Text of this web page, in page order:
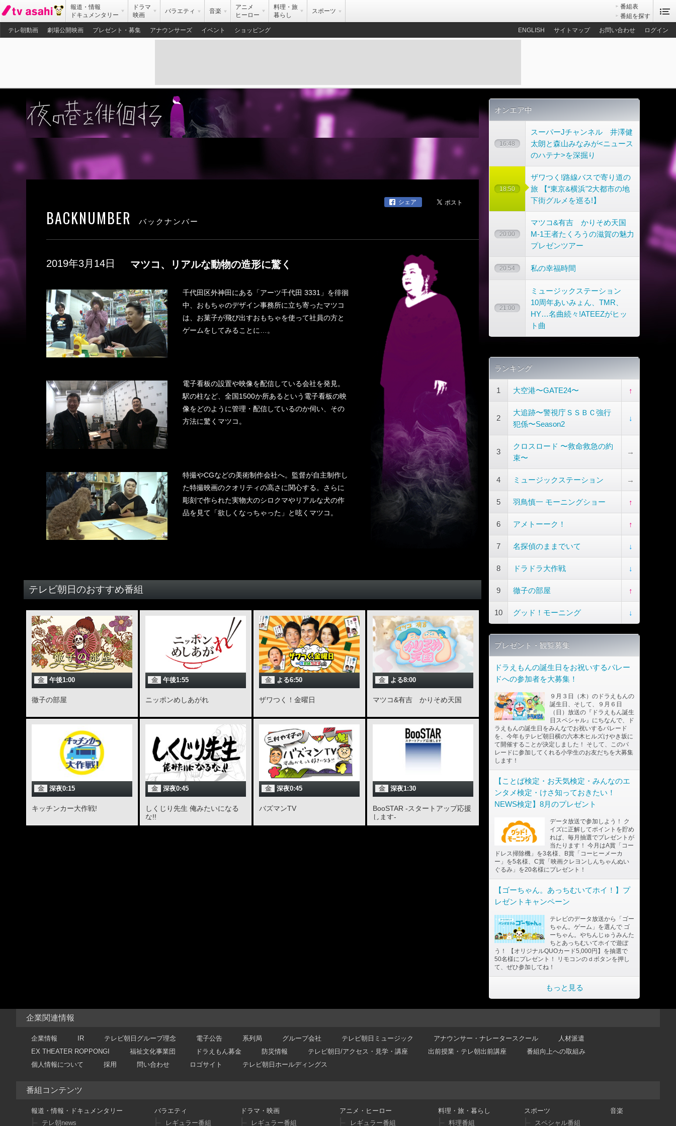
報道・情報
ドキュメンタリー
ドラマ
映画
バラエティ 音楽
アニメ
ヒーロー
料理・旅
暮らし
スポーツ
番組表
番組を探す
テレ朝動画
劇場公開映画 プレゼント・募集 アナウンサーズ イベント ショッピング ENGLISH サイトマップ お問い合わせ ログイン
シェア
BACKNUMBER バックナンバー
2019年3月14日 マツコ、リアルな動物の造形に驚く
千代田区外神田にある「アーツ千代田 3331」を徘徊
中、おもちゃのデザイン事務所に立ち寄ったマツコ
は、お菓子が飛び出すおもちゃを使って社員の方と
ゲームをしてみることに…。
電子看板の設置や映像を配信している会社を発見。
駅の柱など、全国1500か所あるという電子看板の映
像をどのように管理・配信しているのか伺い、その
方法に驚くマツコ。
特撮やCGなどの美術制作会社へ。監督が自主制作し
た特撮映画のクオリティの高さに関心する。さらに
彫刻で作られた実物大のシロクマやリアルな犬の作
品を見て「欲しくなっちゃった」と呟くマツコ。
テレビ朝日のおすすめ番組
金 午後1:00
徹子の部屋
金 午後1:55
ニッポンめしあがれ
金 よる6:50
ザワつく！金曜日
金 よる8:00
マツコ&有吉 かりそめ天国
金 深夜0:15
キッチンカー大作戦!
金 深夜0:45
しくじり先生 俺みたいになる
な!!
金 深夜0:45
バズマンTV
金 深夜1:30
BooSTAR -スタートアップ応援
します-
オンエア中
16:48
スーパーJチャンネル 井澤健
太朗と森山みなみが<ニュース
のハテナ>を深掘り
18:50
ザワつく!路線バスで寄り道の
旅 【“東京&横浜"2大都市の地
下街グルメを巡る!】
20:00
マツコ&有吉 かりそめ天国
M-1王者たくろうの滋賀の魅力
プレゼンツアー
20:54 私の幸福時間
21:00
ミュージックステーション
10周年あいみょん、TMR、
HY…名曲続々!ATEEZがヒッ
ト曲
ランキング
1 大空港〜GATE24〜 ↑
2
大追跡〜警視庁ＳＳＢＣ強行
犯係〜Season2
↓
3
クロスロード 〜救命救急の約
束〜
→
4 ミュージックステーション →
5 羽鳥慎一 モーニングショー ↑
6 アメトーーク！ ↑
7 名探偵のままでいて ↓
8 ドラドラ大作戦 ↓
9 徹子の部屋 ↑
10 グッド！モーニング ↓
プレゼント・観覧募集
ドラえもんの誕生日をお祝いするパレー
ドへの参加者を大募集！
９月３日（木）のドラえもんの
誕生日、そして、９月６日
（日）放送の『ドラえもん誕生
日スペシャル』にちなんで、ド
ラえもんの誕生日をみんなでお祝いするパレード
を、今年もテレビ朝日横の六本木ヒルズけやき坂に
て開催することが決定しました！ そして、このパ
レードに参加してくれる小学生のお友だちを大募集
します！
【ことば検定・お天気検定・みんなのエ
ンタメ検定・けさ知っておきたい！
NEWS検定】8月のプレゼント
データ放送で参加しよう！ ク
イズに正解してポイントを貯め
れば、毎月抽選でプレゼントが
当たります！ 今月はA賞「コー
ドレス掃除機」を3名様、B賞「コーヒーメーカ
ー」を5名様、C賞「映画クレヨンしんちゃんぬい
ぐるみ」を20名様にプレゼント！
【ゴーちゃん。あっちむいてホイ！】プ
レゼントキャンペーン
テレビのデータ放送から「ゴー
ちゃん。ゲーム」を選んで ゴ
ーちゃん。やちんじゅうみんた
ちとあっちむいてホイで遊ぼ
う！ 【オリジナルQUOカード5,000円】を抽選で
50名様にプレゼント！ リモコンのｄボタンを押し
て、ぜひ参加してね！
もっと見る
企業関連情報
企業情報 IR テレビ朝日グループ理念 電子公告 系列局 グループ会社 テレビ朝日ミュージック アナウンサー・ナレータースクール
人材派遣
EX THEATER ROPPONGI
福祉文化事業団 ドラえもん募金 防災情報 テレビ朝日/アクセス・見学・講座 出前授業・テレ朝出前講座
番組向上への取組み
個人情報について
採用 問い合わせ ロゴサイト テレビ朝日ホールディングス
番組コンテンツ
報道・情報・ドキュメンタリー
テレ朝news
バラエティ
レギュラー番組
ドラマ・映画
レギュラー番組
アニメ・ヒーロー
レギュラー番組
料理・旅・暮らし
料理番組
スポーツ
スペシャル番組
音楽